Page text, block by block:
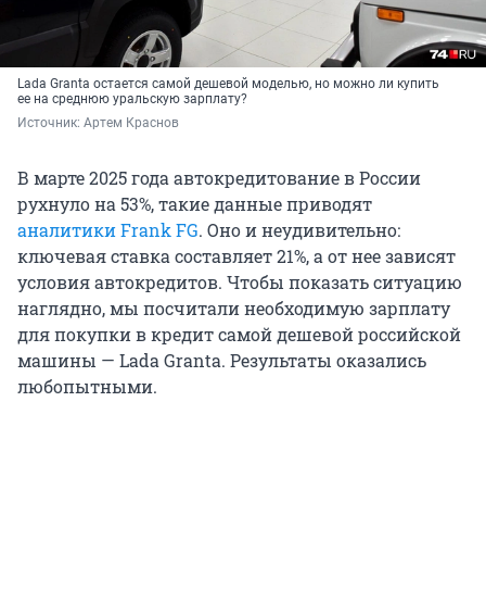
Lada Granta остается самой дешевой моделью, но можно ли купить
ее на среднюю уральскую зарплату?
Источник: Артем Краснов
В марте 2025 года автокредитование в России
рухнуло на 53%, такие данные приводят
аналитики Frank FG. Оно и неудивительно:
ключевая ставка составляет 21%, а от нее зависят
условия автокредитов. Чтобы показать ситуацию
наглядно, мы посчитали необходимую зарплату
для покупки в кредит самой дешевой российской
машины — Lada Granta. Результаты оказались
любопытными.